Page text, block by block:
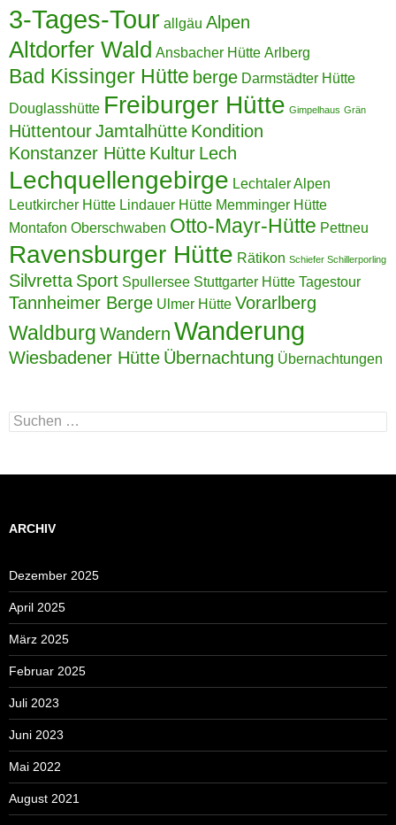
3-Tages-Tour allgäu Alpen
Altdorfer Wald Ansbacher Hütte Arlberg
Bad Kissinger Hütte berge Darmstädter Hütte
Douglasshütte Freiburger Hütte Gimpelhaus Grän
HüttentourJamtalhütte Kondition
Konstanzer Hütte Kultur Lech
Lechquellengebirge Lechtaler Alpen
Leutkircher Hütte Lindauer Hütte Memminger Hütte
Montafon Oberschwaben Otto-Mayr-Hütte Pettneu
Ravensburger Hütte Rätikon Schiefer Schillerporling
Silvretta Sport Spullersee Stuttgarter Hütte Tagestour
Tannheimer Berge Ulmer Hütte Vorarlberg
Waldburg Wandern Wanderung
Wiesbadener Hütte Übernachtung Übernachtungen
Suchen
nach:
ARCHIV
Dezember 2025
April 2025
März 2025
Februar 2025
Juli 2023
Juni 2023
Mai 2022
August 2021